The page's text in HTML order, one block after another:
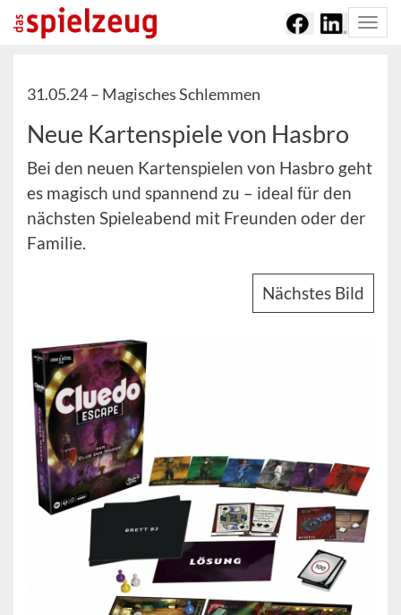
31.05.24 – Magisches Schlemmen
Neue Kartenspiele von Hasbro
Bei den neuen Kartenspielen von Hasbro geht
es magisch und spannend zu – ideal für den
nächsten Spieleabend mit Freunden oder der
Familie.
Nächstes Bild